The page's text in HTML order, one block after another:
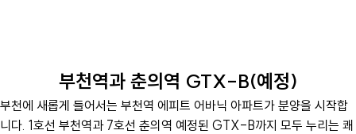
부천역과 춘의역 GTX-B(예정)
부천에 새롭게 들어서는 부천역 에피트 어바닉 아파트가 분양을 시작합
니다. 1호선 부천역과 7호선 춘의역 예정된 GTX-B까지 모두 누리는 쾌